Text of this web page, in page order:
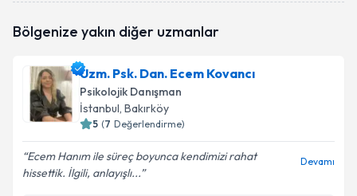
oluşturun. Size bu uzmandan randevu almanız için bir
E-posta Adresiniz
Kişisel verilerimin işlenmesine ilişkinAydınlatma
Metni'ni okudum ve kişisel verilerimin belirtilen
Bölgenize yakın diğer uzmanlar
Uzm. Psk. Dan. Ecem Kovancı
Psikolojik Danışman
İstanbul, Bakırköy
5 (7 Değerlendirme)
Ecem Hanım ile süreç boyunca kendimizi rahat
hissettik. İlgili, anlayışlı...
Devamı